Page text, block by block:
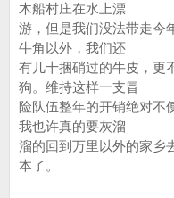
木船村庄在水上漂
游，但是我们没法带走今
牛角以外，我们还
有几十捆硝过的牛皮，更
狗。维持这样一支冒
险队伍整年的开销绝对不
我也许真的要灰溜
溜的回到万里以外的家乡
本了。